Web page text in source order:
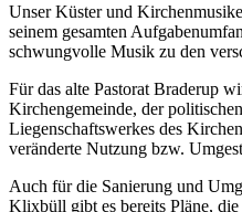
Unser Küster und
seinem gesamten
schwungvolle Musik zu den
Für das alte Pastorat Braderup
Kirchengemeinde, der
Liegenschaftswerkes des
veränderte Nutzung bzw.
Auch für die Sanierung und
Klixbüll gibt es bereits Pläne,